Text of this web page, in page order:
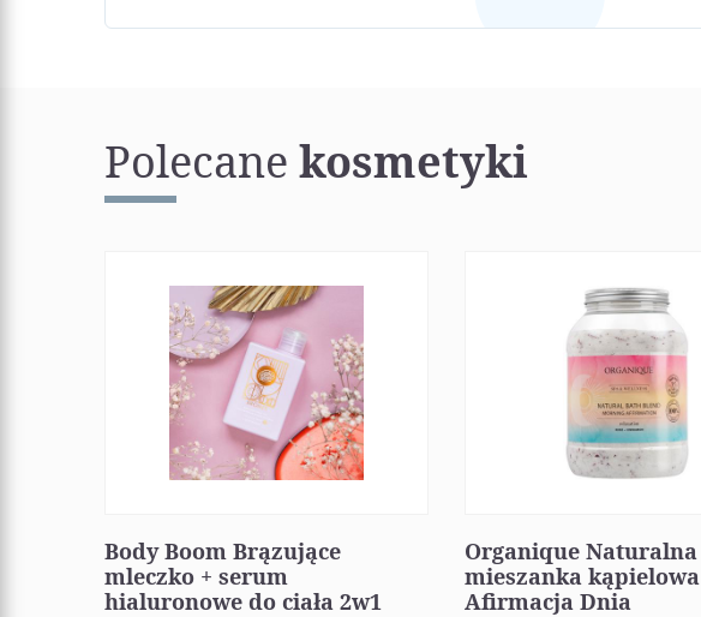
Polecane kosmetyki
Body Boom Brązujące
mleczko + serum
hialuronowe do ciała 2w1
Organique Naturalna
mieszanka kąpielowa
Afirmacja Dnia